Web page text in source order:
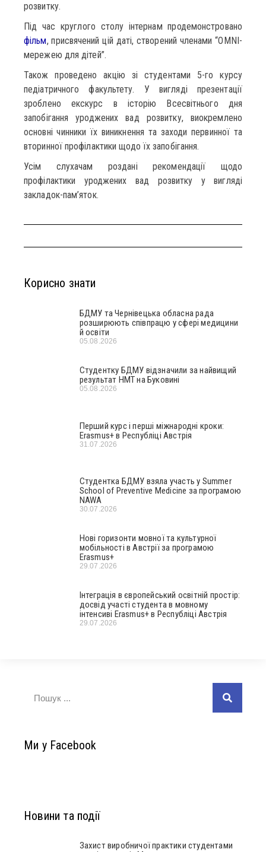
розвитку.
Під час круглого столу інтернам продемонстровано
фільм, присвячений цій даті, створений членами “OMNI-
мережею для дітей”.
Також проведено акцію зі студентами 5-го курсу
педіатричного факультету. У вигляді презентації
зроблено екскурс в історію Всесвітнього дня
запобігання уроджених вад розвитку, виокремлено
основні чинники їх виникнення та заходи первинної та
вторинної профілактики щодо їх запобігання.
Усім слухачам роздані рекомендації щодо
профілактики уроджених вад розвитку у вигляді
закладок-пам’яток.
Корисно знати
БДМУ та Чернівецька обласна рада
розширюють співпрацю у сфері медицини
й освіти
05.08.2026
Студентку БДМУ відзначили за найвищий
результат НМТ на Буковині
05.08.2026
Перший курс і перші міжнародні кроки:
Erasmus+ в Республіці Австрія
31.07.2026
Студентка БДМУ взяла участь у Summer
School of Preventive Medicine за програмою
NAWA
30.07.2026
Нові горизонти мовної та культурної
мобільності в Австрії за програмою
Erasmus+
29.07.2026
Інтеграція в європейський освітній простір:
досвід участі студента в мовному
інтенсиві Erasmus+ в Республіці Австрія
29.07.2026
Ми у Facebook
Новини та події
Захист виробничої практики студентами